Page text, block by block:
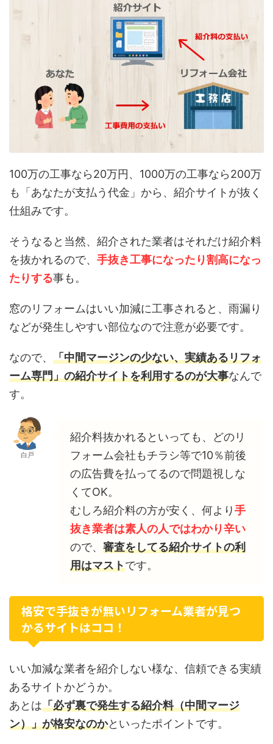
100万の工事なら20万円、1000万の工事なら200万
も「あなたが支払う代金」から、紹介サイトが抜く
仕組みです。
そうなると当然、紹介された業者はそれだけ紹介料
を抜かれるので、 手抜き工事になったり割高になっ
たりする事も。
窓のリフォームはいい加減に工事されると、雨漏り
などが発生しやすい部位なので注意が必要です。
なので、 「中間マージンの少ない、実績あるリフォ
ーム専門」の紹介サイトを利用するのが大事なんで
す。
白戸
紹介料抜かれるといっても、どのリ
フォーム会社もチラシ等で10％前後
の広告費を払ってるので問題視しな
くてOK。
むしろ紹介料の方が安く、何より手
抜き業者は素人の人ではわかり辛い
ので、 審査をしてる紹介サイトの利
用はマストです。
格安で手抜きが無いリフォーム業者が見つ
かるサイトはココ！
いい加減な業者を紹介しない様な、信頼できる実績
あるサイトかどうか。
あとは「必ず裏で発生する紹介料（中間マージ
ン）」が格安なのかといったポイントです。